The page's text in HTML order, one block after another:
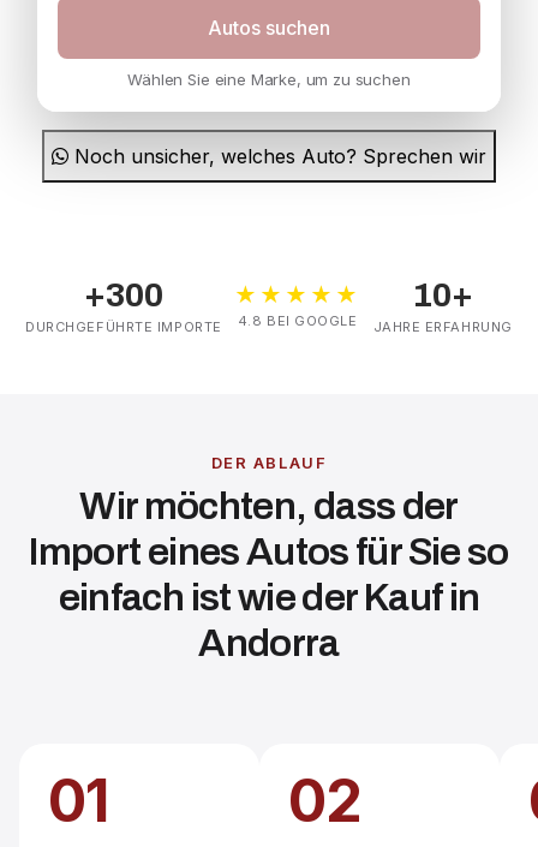
Wählen Sie eine Marke, um zu suchen
Noch unsicher, welches Auto? Sprechen wir
+300
DURCHGEFÜHRTE IMPORTE
★★★★★
4.8 BEI GOOGLE
10+
JAHRE ERFAHRUNG
DER ABLAUF
Wir möchten, dass der
Import eines Autos für Sie so
einfach ist wie der Kauf in
Andorra
01 02